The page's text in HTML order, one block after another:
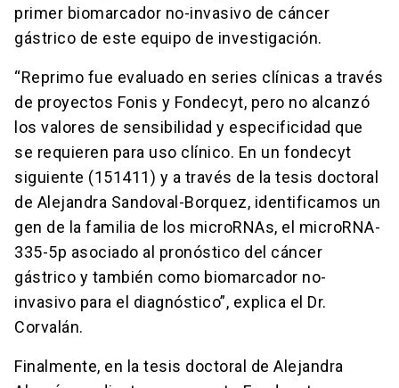
primer biomarcador no-invasivo de cáncer
gástrico de este equipo de investigación.
“Reprimo fue evaluado en series clínicas a través
de proyectos Fonis y Fondecyt, pero no alcanzó
los valores de sensibilidad y especificidad que
se requieren para uso clínico. En un fondecyt
siguiente (151411) y a través de la tesis doctoral
de Alejandra Sandoval-Borquez, identificamos un
gen de la familia de los microRNAs, el microRNA-
335-5p asociado al pronóstico del cáncer
gástrico y también como biomarcador no-
invasivo para el diagnóstico”, explica el Dr.
Corvalán.
Finalmente, en la tesis doctoral de Alejandra